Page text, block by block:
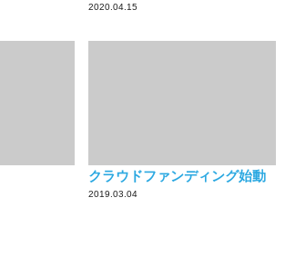
2020.04.15
クラウドファンディング始動
2019.03.04